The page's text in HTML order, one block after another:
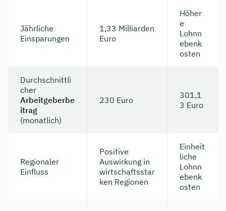
Jährliche
Einsparungen
1,33 Milliarden
Euro
Höher
e
Lohnn
ebenk
osten
Durchschnittli
cher
Arbeitgeberbe
itrag
(monatlich)
230 Euro
301,1
3 Euro
Regionaler
Einfluss
Positive
Auswirkung in
wirtschaftsstar
ken Regionen
Einheit
liche
Lohnn
ebenk
osten